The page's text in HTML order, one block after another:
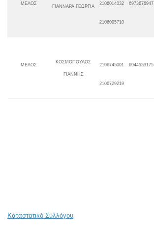
ΜΕΛΟΣ
ΓΙΑΝΝΑΡΑ ΓΕΩΡΓΙΑ
2106014032
2106005710
6973676947
ΜΕΛΟΣ
ΚΟΣΜΟΠΟΥΛΟΣ
ΓΙΑΝΝΗΣ
2106745001
2106729219
6944553175
Καταστατικό Συλλόγου